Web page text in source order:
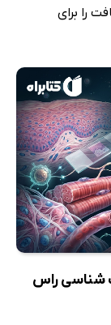
را برای
شناسی راس